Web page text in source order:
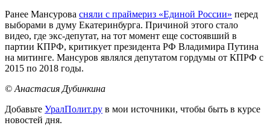
Ранее Мансурова сняли с праймериз «Единой России» перед
выборами в думу Екатеринбурга. Причиной этого стало
видео, где экс-депутат, на тот момент еще состоявший в
партии КПРФ, критикует президента РФ Владимира Путина
на митинге. Мансуров являлся депутатом гордумы от КПРФ с
2015 по 2018 годы.
© Анастасия Дубинкина
Добавьте УралПолит.ру в мои источники, чтобы быть в курсе
новостей дня.